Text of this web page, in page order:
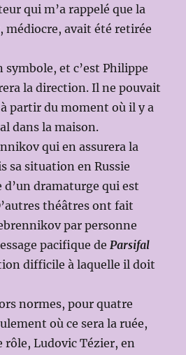
qui m’a rappelé que la
avait été retirée
symbole, et c’est Philippe
la direction. Il ne pouvait
partir du moment où il y a
dans la maison.
qui en assurera la
sa situation en Russie
d’un dramaturge qui est
théâtres ont fait
par personne
pacifique deParsifal
difficile à laquelle il doit
normes, pour quatre
où ce sera la ruée,
rôle, Ludovic Tézier, en